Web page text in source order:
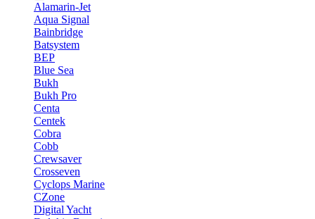
Alamarin-Jet
Aqua Signal
Bainbridge
Batsystem
BEP
Blue Sea
Bukh
Bukh Pro
Centa
Centek
Cobra
Cobb
Crewsaver
Crosseven
Cyclops Marine
CZone
Digital Yacht